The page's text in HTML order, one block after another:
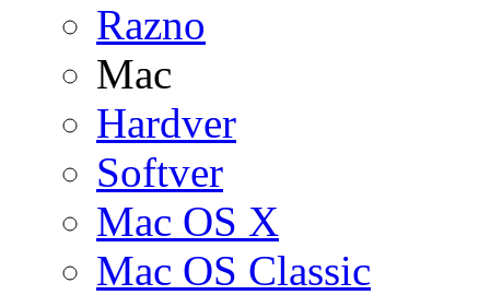
Razno
Mac
Hardver
Softver
Mac OS X
Mac OS Classic